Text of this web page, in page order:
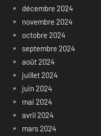
décembre 2024
novembre 2024
octobre 2024
septembre 2024
août 2024
juillet 2024
juin 2024
mai 2024
avril 2024
mars 2024